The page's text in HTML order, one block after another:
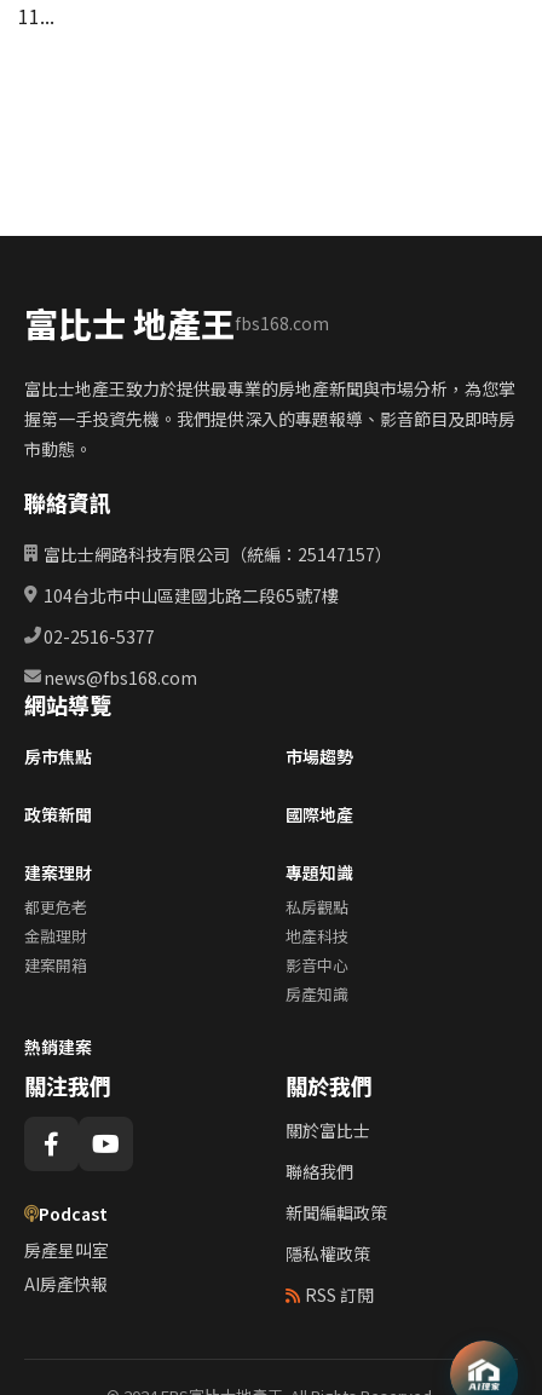
11...
富比士 地產王fbs168.com
富比士地產王致力於提供最專業的房地產新聞與市場分析，為您掌
握第一手投資先機。我們提供深入的專題報導、影音節目及即時房
市動態。
聯絡資訊
富比士網路科技有限公司（統編：25147157）
104台北市中山區建國北路二段65號7樓
02-2516-5377
news@fbs168.com
網站導覽
房市焦點 市場趨勢
政策新聞 國際地產
建案理財
都更危老
金融理財
建案開箱
專題知識
私房觀點
地產科技
影音中心
房產知識
熱銷建案
關注我們
Podcast
房產星叫室
AI房產快報
關於我們
關於富比士
聯絡我們
新聞編輯政策
隱私權政策
RSS 訂閱